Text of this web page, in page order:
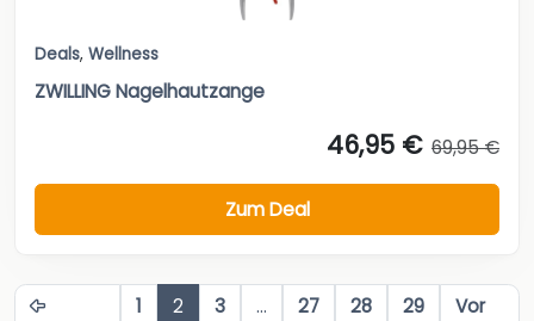
Deals, Wellness
ZWILLING Nagelhautzange
46,95 € 69,95 €
Zum Deal
1 2 3 … 27 28 29 Vor